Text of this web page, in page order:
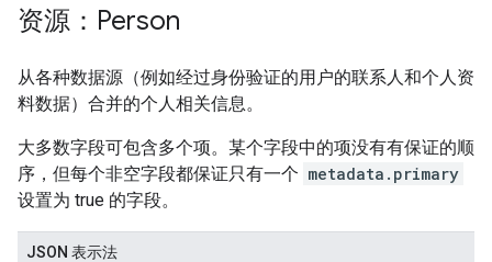
资源：Person
从各种数据源（例如经过身份验证的用户的联系人和个人资
料数据）合并的个人相关信息。
大多数字段可包含多个项。某个字段中的项没有有保证的顺
序，但每个非空字段都保证只有一个 metadata.primary
设置为 true 的字段。
JSON 表示法